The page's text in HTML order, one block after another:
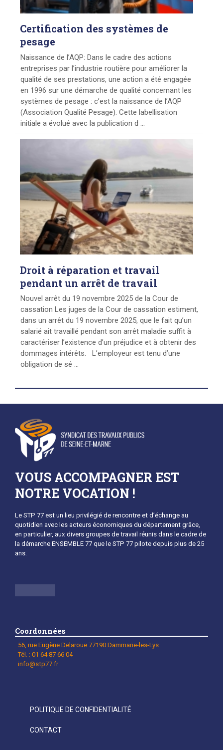
Certification des systèmes de
pesage
Naissance de l’AQP: Dans le cadre des actions
entreprises par l’industrie routière pour améliorer la
qualité de ses prestations, une action a été engagée
en 1996 sur une démarche de qualité concernant les
systèmes de pesage : c’est la naissance de l’AQP
(Association Qualité Pesage). Cette labellisation
initiale a évolué avec la publication d ...
Droit à réparation et travail
pendant un arrêt de travail
Nouvel arrêt du 19 novembre 2025 de la Cour de
cassation Les juges de la Cour de cassation estiment,
dans un arrêt du 19 novembre 2025, que le fait qu’un
salarié ait travaillé pendant son arrêt maladie suffit à
caractériser l’existence d’un préjudice et à obtenir des
dommages intérêts. L’employeur est tenu d’une
obligation de sé ...
VOUS ACCOMPAGNER EST
NOTRE VOCATION !
Le STP 77 est un lieu privilégié de rencontre et d’échange au
quotidien avec les acteurs économiques du département grâce,
en particulier, aux divers groupes de travail réunis dans le cadre de
la démarche ENSEMBLE 77 que le STP 77 pilote depuis plus de 25
ans.
Coordonnées
56, rue Eugène Delaroue 77190 Dammarie-les-Lys
Tél. : 01 64 87 66 04
info@stp77.fr
POLITIQUE DE CONFIDENTIALITÉ
CONTACT